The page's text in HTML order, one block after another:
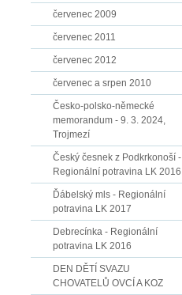
červenec 2009
červenec 2011
červenec 2012
červenec a srpen 2010
Česko-polsko-německé
memorandum - 9. 3. 2024,
Trojmezí
Český česnek z Podkrkonoší -
Regionální potravina LK 2016
Ďábelský mls - Regionální
potravina LK 2017
Debrecínka - Regionální
potravina LK 2016
DEN DĚTÍ SVAZU
CHOVATELŮ OVCÍ A KOZ